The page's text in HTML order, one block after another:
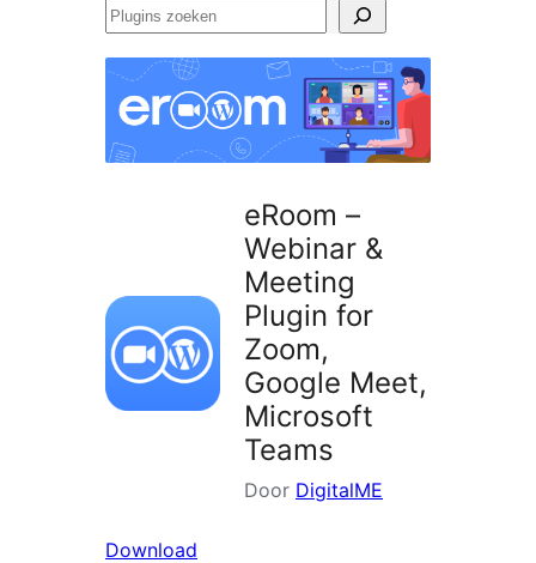
Plugins
eRoom –
Webinar &
Meeting
Plugin for
Zoom,
Google Meet,
Microsoft
Teams
Door DigitalME
Download